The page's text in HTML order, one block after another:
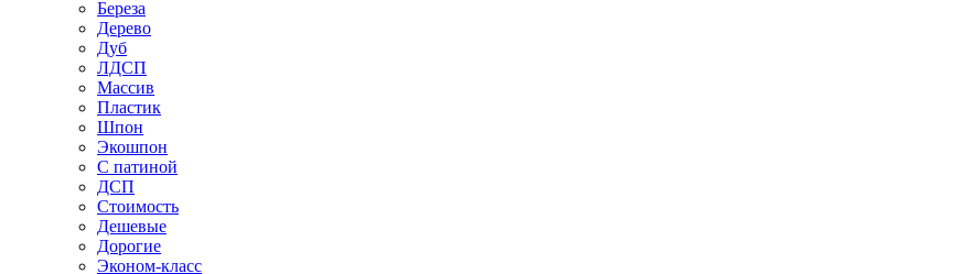
Береза
Дерево
Дуб
ЛДСП
Массив
Пластик
Шпон
Экошпон
С патиной
ДСП
Стоимость
Дешевые
Дорогие
Эконом-класс